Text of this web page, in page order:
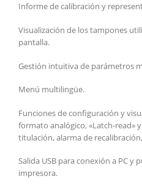
Informe de calibración y
Visualización de los tampones
pantalla.
Gestión intuitiva de parámetros
Menú multilingüe.
Funciones de configuración y
formato analógico, «Latch-read»
titulación, alarma de
Salida USB para conexión a PC y
impresora.